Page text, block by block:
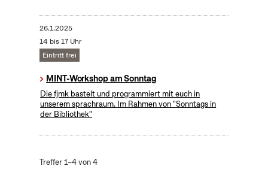
26.1.2025
14 bis 17 Uhr
Eintritt frei
MINT-Workshop am Sonntag
Die fjmk bastelt und programmiert mit euch in
unserem sprachraum. Im Rahmen von "Sonntags in
der Bibliothek"
Treffer 1–4 von 4